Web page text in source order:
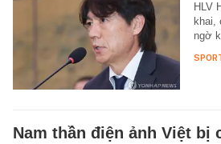
HLV
khai,
ngờ
Nam thần điện ảnh Việt bị